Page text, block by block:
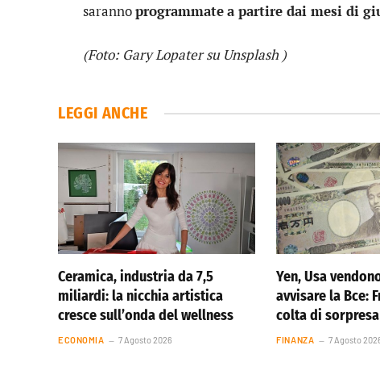
sarannoprogrammatea partire dai mesi di
(Foto: Gary Lopater su Unsplash )
LEGGI ANCHE
Ceramica, industria da 7,5
miliardi: la nicchia artistica
cresce sull’onda del wellness
ECONOMIA 7 Agosto 2026
Yen, Usa
avvisare la Bce:
colta di sorpresa
FINANZA 7 Agosto